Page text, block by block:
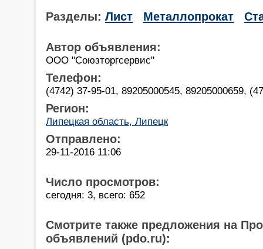
Разделы: Лист Металлопрокат
Автор объявления:
ООО "Союзторгсервис"
Телефон:
(4742) 37-95-01, 89205000545, 89205000659,
Регион:
Липецкая область, Липецк
Отправлено:
29-11-2016 11:06
Число просмотров:
сегодня: 3, всего: 652
Смотрите также предложения на
объявлений (pdo.ru):